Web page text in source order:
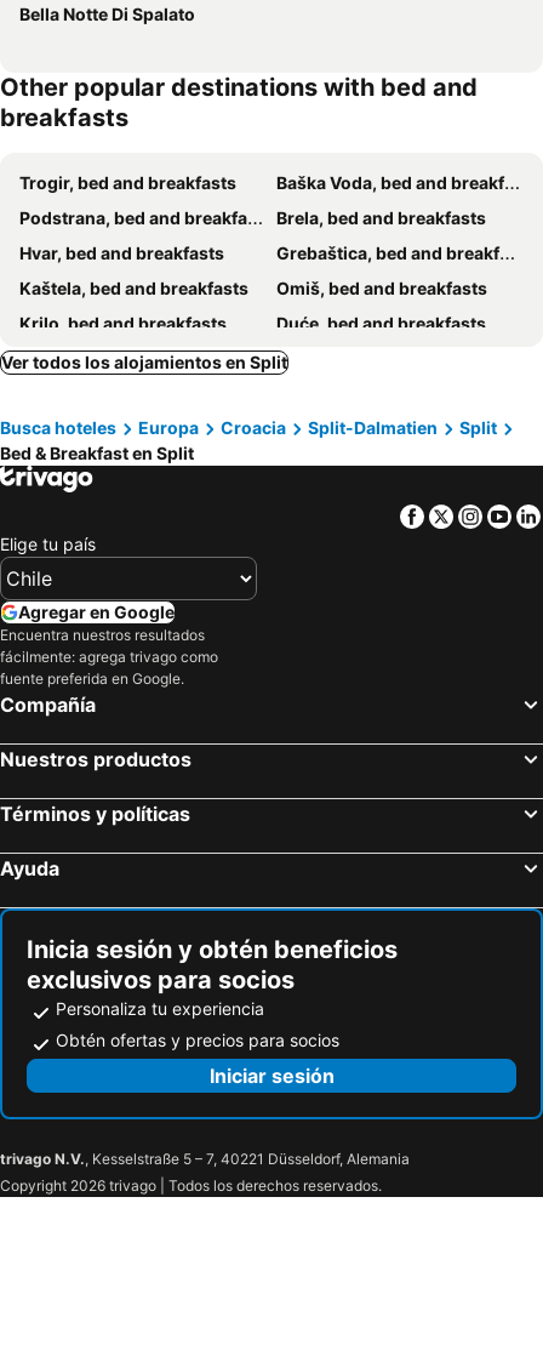
Bella Notte Di Spalato
Other popular destinations with bed and
breakfasts
Trogir, bed and breakfasts
Baška Voda, bed and breakfasts
Podstrana, bed and breakfasts
Brela, bed and breakfasts
Hvar, bed and breakfasts
Grebaštica, bed and breakfasts
Kaštela, bed and breakfasts
Omiš, bed and breakfasts
Krilo, bed and breakfasts
Duće, bed and breakfasts
Jelsa, bed and breakfasts
Primošten, bed and breakfasts
Šolta, bed and breakfasts
Vrboska, bed and breakfasts
Okrug, bed and breakfasts
Bol, bed and breakfasts
Milna, bed and breakfasts
Vrlika, bed and breakfasts
Trilj, bed and breakfasts
Postira, bed and breakfasts
Okrug Gornji, bed and breakfasts
Pučišća, bed and breakfasts
Stari Grad, bed and breakfasts
Ver todos los alojamientos en Split
Busca hoteles Europa Croacia Split-Dalmatien
Split
Bed & Breakfast en Split
Facebook
Twitter
Elige tu país
Agregar en Google
Encuentra nuestros resultados
fácilmente: agrega trivago como
fuente preferida en Google.
Compañía
Nuestros productos
Términos y políticas
Ayuda
Inicia sesión y obtén beneficios
exclusivos para socios
Personaliza tu experiencia
Obtén ofertas y precios para socios
Iniciar sesión
trivago N.V., Kesselstraße 5 – 7, 40221 Düsseldorf, Alemania
Copyright 2026 trivago | Todos los derechos reservados.